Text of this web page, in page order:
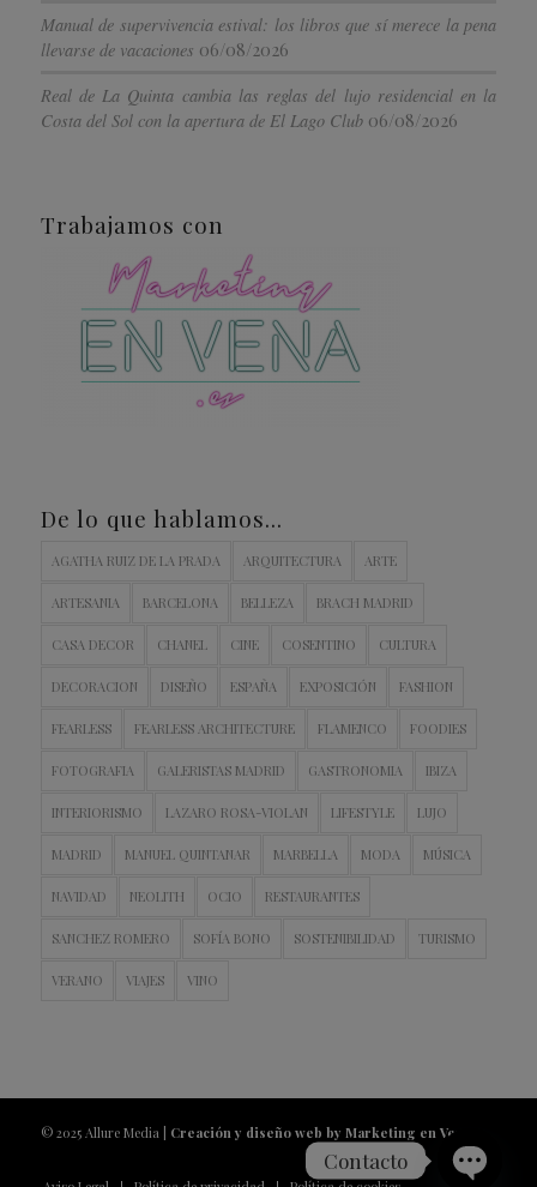
Manual de supervivencia estival: los libros que sí merece la pena
llevarse de vacaciones 06/08/2026
Real de La Quinta cambia las reglas del lujo residencial en la
Costa del Sol con la apertura de El Lago Club 06/08/2026
Trabajamos con
De lo que hablamos…
AGATHA RUIZ DE LA PRADA ARQUITECTURA ARTE
ARTESANIA BARCELONA BELLEZA BRACH MADRID
CASA DECOR CHANEL CINE COSENTINO CULTURA
DECORACION DISEÑO ESPAÑA EXPOSICIÓN FASHION
FEARLESS FEARLESS ARCHITECTURE FLAMENCO FOODIES
FOTOGRAFIA GALERISTAS MADRID GASTRONOMIA IBIZA
INTERIORISMO LAZARO ROSA-VIOLAN LIFESTYLE LUJO
MADRID MANUEL QUINTANAR MARBELLA MODA MÚSICA
NAVIDAD NEOLITH OCIO RESTAURANTES
SANCHEZ ROMERO SOFÍA BONO SOSTENIBILIDAD TURISMO
VERANO VIAJES VINO
© 2025 Allure Media | Creación y diseño web by Marketing en Vena
Contacto